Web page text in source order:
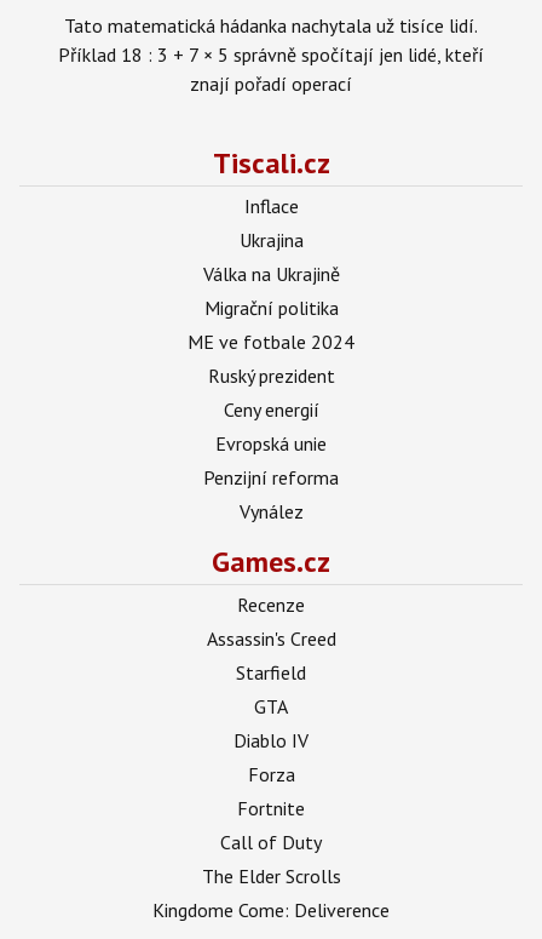
Tato matematická hádanka nachytala už tisíce lidí.
Příklad 18 : 3 + 7 × 5 správně spočítají jen lidé, kteří
znají pořadí operací
Tiscali.cz
Inflace
Ukrajina
Válka na Ukrajině
Migrační politika
ME ve fotbale 2024
Ruský prezident
Ceny energií
Evropská unie
Penzijní reforma
Vynález
Games.cz
Recenze
Assassin's Creed
Starfield
GTA
Diablo IV
Forza
Fortnite
Call of Duty
The Elder Scrolls
Kingdome Come: Deliverence